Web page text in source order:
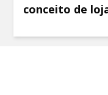
conceito de